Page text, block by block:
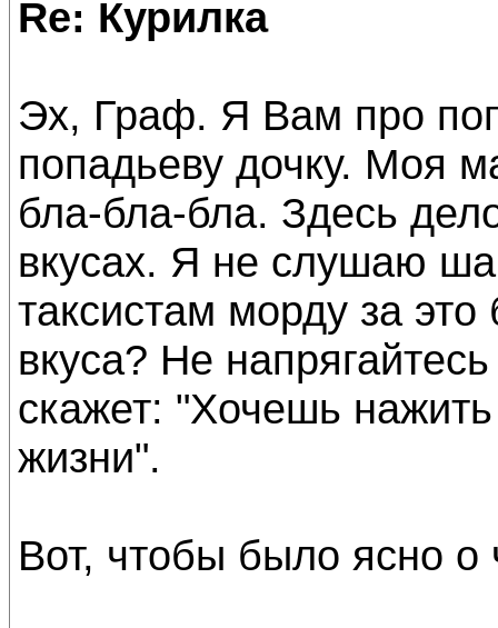
Re: Курилка
Эх, Граф. Я Вам про
попадьеву дочку. Моя
бла-бла-бла. Здесь
вкусах. Я не слушаю
таксистам морду за
вкуса? Не
скажет: "Хочешь
жизни".
Вот, чтобы было ясно о